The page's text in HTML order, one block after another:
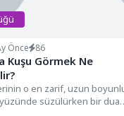
Önce 86
Kuşu Görmek Ne
o en zarif, uzun
süzülürken bir dua